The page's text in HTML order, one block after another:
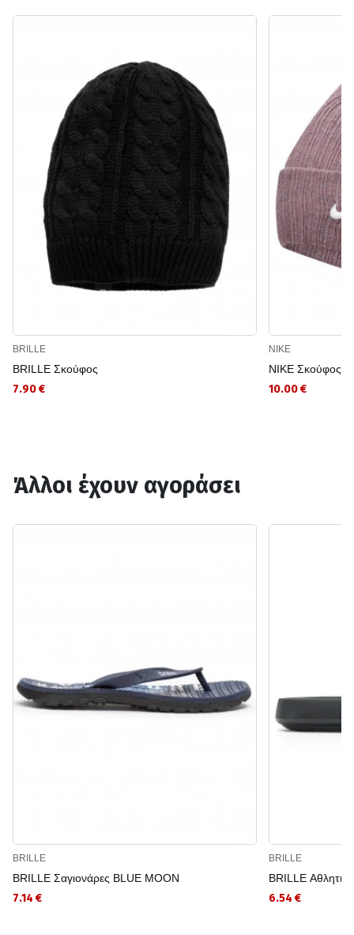
BRILLE
BRILLE Σκούφος
7.90 €
NIKE
NIKE Σκούφος
10.00 €
Άλλοι έχουν αγοράσει
BRILLE
BRILLE Σαγιονάρες BLUE MOON
7.14 €
BRILLE
BRILLE
6.54 €